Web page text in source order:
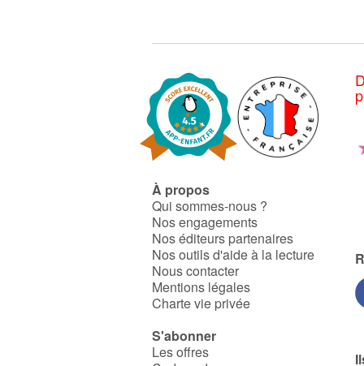
À propos
Qui sommes-nous ?
Nos engagements
Nos éditeurs partenaires
Nos outils d'aide à la lecture
Nous contacter
Mentions légales
Charte vie privée
S'abonner
Les offres